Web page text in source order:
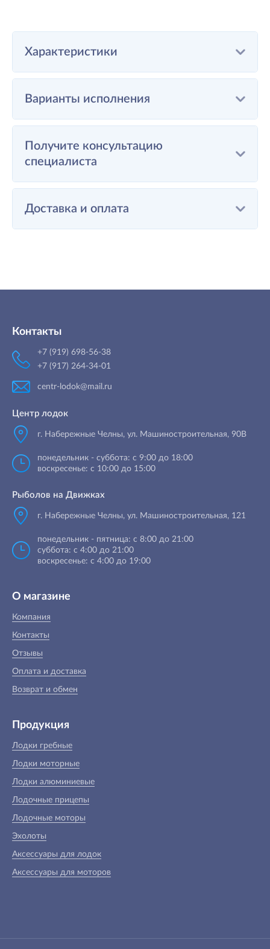
Характеристики
Варианты исполнения
Получите консультацию
специалиста
Доставка и оплата
Контакты
+7 (919) 698-56-38
+7 (917) 264-34-01
centr-lodok@mail.ru
Центр лодок
г. Набережные Челны, ул. Машиностроительная, 90B
понедельник - суббота: с 9:00 до 18:00
воскресенье: с 10:00 до 15:00
Рыболов на Движках
г. Набережные Челны, ул. Машиностроительная, 121
понедельник - пятница: с 8:00 до 21:00
суббота: с 4:00 до 21:00
воскресенье: с 4:00 до 19:00
О магазине
Компания
Контакты
Отзывы
Оплата и доставка
Возврат и обмен
Продукция
Лодки гребные
Лодки моторные
Лодки алюминиевые
Лодочные прицепы
Лодочные моторы
Эхолоты
Аксессуары для лодок
Аксессуары для моторов